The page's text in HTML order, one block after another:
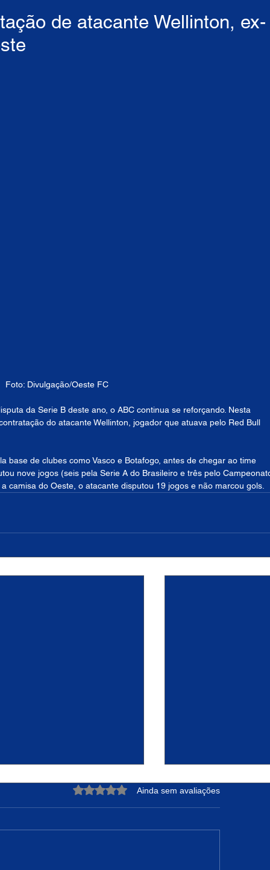
de atacante Wellinton, ex-
Foto: Divulgação/Oeste FC
da Serie B deste ano, o ABC continua se reforçando. Nesta
do atacante Wellinton, jogador que atuava pelo Red Bull
base de clubes como Vasco e Botafogo, antes de chegar ao time
nove jogos (seis pela Serie A do Brasileiro e três pelo
camisa do Oeste, o atacante disputou 19 jogos e não marcou gols.
Avaliado com 0 de 5 estrelas.
Ainda sem avaliações